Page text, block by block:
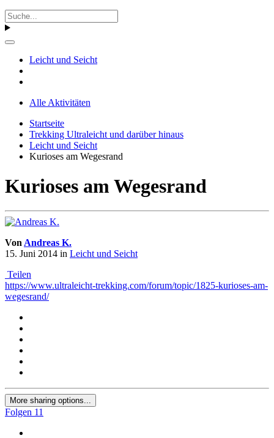
Leicht und Seicht
Alle Aktivitäten
Startseite
Trekking Ultraleicht und darüber hinaus
Leicht und Seicht
Kurioses am Wegesrand
Kurioses am Wegesrand
VonAndreas K.
15. Juni 2014 in Leicht und Seicht
Teilen
https://www.ultraleicht-trekking.com/forum/topic/1825-kurioses-am-
wegesrand/
More sharing options...
Folgen 11